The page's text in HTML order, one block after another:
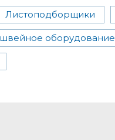
Листоподборщики
оборудование